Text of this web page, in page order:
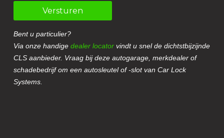
Versturen
Bent u particulier?
Via onze handigedealer locator vindt u snel de dichtstbijzijnde
CLS aanbieder. Vraag bij deze autogarage, merkdealer of
schadebedrijf om een autosleutel of -slot van Car Lock
Systems.